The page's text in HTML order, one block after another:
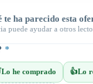
te ha parecido esta
puede ayudar a otros
*
Lo he comprado 👍Lo